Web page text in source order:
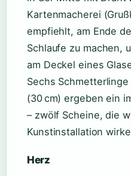
Kartenmacherei
empfiehlt, am Ende
Schlaufe zu machen,
am Deckel eines
Sechs
(30 cm) ergeben ein
– zwölf Scheine, die
Kunstinstallation
Herz